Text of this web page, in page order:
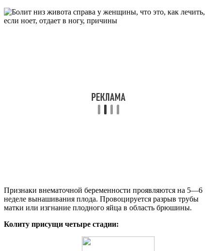
Признаки внематочной беременности проявляются на 5—6
неделе вынашивания плода. Провоцируется разрыв трубы
матки или изгнание плодного яйца в область брюшины.
Колиту присущи четыре стадии: